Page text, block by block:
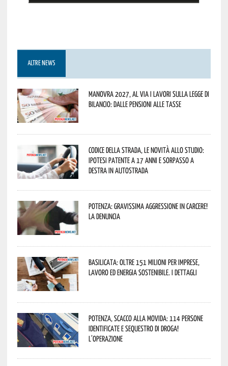
ALTRE NEWS
Manovra 2027, al via i lavori sulla Legge di
Bilancio: dalle pensioni alle tasse
Codice della strada, le novità allo studio:
ipotesi patente a 17 anni e sorpasso a
destra in autostrada
Potenza: gravissima aggressione in Carcere!
La denuncia
Basilicata: oltre 151 milioni per imprese,
lavoro ed energia sostenibile. I dettagli
Potenza, scacco alla movida: 114 persone
identificate e sequestro di droga!
L’operazione